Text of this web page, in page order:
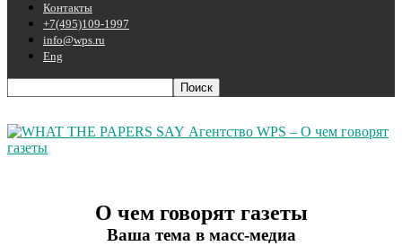
Контакты
+7(495)109-1997
info@wps.ru
Eng
Агентство WPS – О чем говорят
газеты
О чем говорят газеты
Ваша тема в масс-медиа